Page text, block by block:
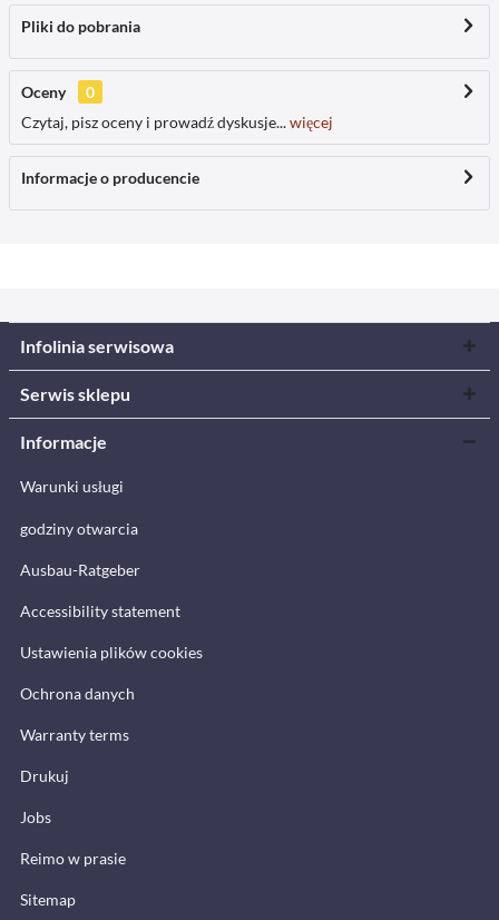
Pliki do pobrania
Oceny
0
Czytaj, pisz oceny i prowadź dyskusje...więcej
Informacje o producencie
Infolinia serwisowa
Serwis sklepu
Informacje
Warunki usługi
godziny otwarcia
Ausbau-Ratgeber
Accessibility statement
Ustawienia plików cookies
Ochrona danych
Warranty terms
Drukuj
Jobs
Reimo w prasie
Sitemap